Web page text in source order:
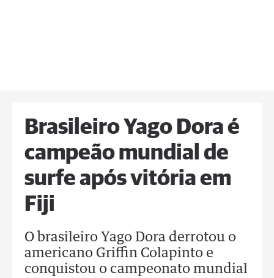
Brasileiro Yago Dora é
campeão mundial de
surfe após vitória em
Fiji
O brasileiro Yago Dora derrotou o
americano Griffin Colapinto e
conquistou o campeonato mundial